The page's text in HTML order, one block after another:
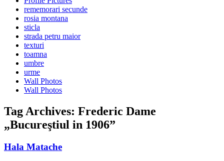
rememorari secunde
rosia montana
sticla
strada petru maior
texturi
toamna
umbre
urme
Wall Photos
Wall Photos
Tag Archives: Frederic Dame
„Bucureştiul in 1906”
Hala Matache